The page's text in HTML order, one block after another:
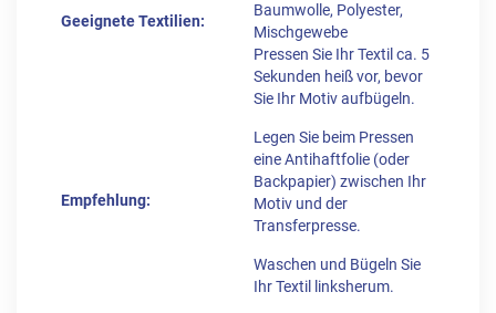
Geeignete Textilien:
Baumwolle, Polyester,
Mischgewebe
Empfehlung:
Pressen Sie Ihr Textil ca. 5
Sekunden heiß vor, bevor
Sie Ihr Motiv aufbügeln.
Legen Sie beim Pressen
eine Antihaftfolie (oder
Backpapier) zwischen Ihr
Motiv und der
Transferpresse.
Waschen und Bügeln Sie
Ihr Textil linksherum.